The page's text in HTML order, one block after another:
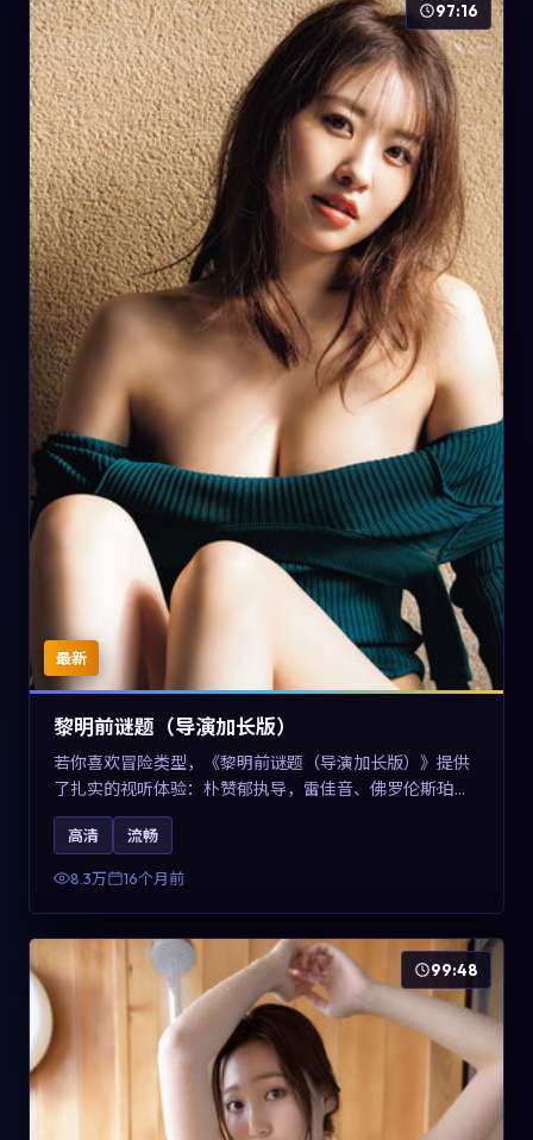
最新
97:16
黎明前谜题（导演加长版）
若你喜欢冒险类型，《黎明前谜题（导演加长版）》提供
了扎实的视听体验：朴赞郁执导，雷佳音、佛罗伦斯·珀与
章子怡共同演绎。影片2025年于美国上映，内容在有限空
间内完成高密度的戏剧冲突，关键词包含高清流畅、人物
关系与情节反转，适合检索「2025冒险」「美国电影」的
高清 流畅
8.3万 16个月前
99:48